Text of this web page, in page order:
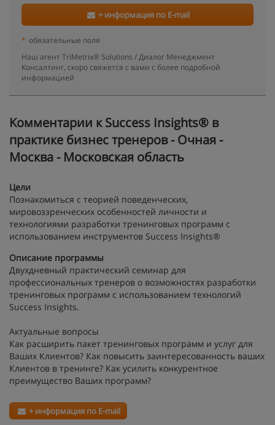
+ информация по E-mail
* обязательные поля
Наш агент TriMetrix® Solutions / Диалог Менеджмент
Консалтинг, скоро свяжется с вами с более подробной
информацией
Kомментарии к Success Insights® в
практике бизнес тренеров - Очная -
Москва - Московская область
Цели
Познакомиться с теорией поведенческих,
мировоззренческих особенностей личности и
технологиями разработки тренинговых программ с
использованием инструментов Success Insights®
Описание программы
Двухдневный практический семинар для
профессиональных тренеров о возможностях разработки
тренинговых программ с использованием технологий
Success Insights.
Актуальные вопросы
Как расширить пакет тренинговых программ и услуг для
Ваших Клиентов? Как повысить заинтересованность ваших
Клиентов в тренинге? Как усилить конкурентное
преимущество Ваших программ?
+ информация по E-mail